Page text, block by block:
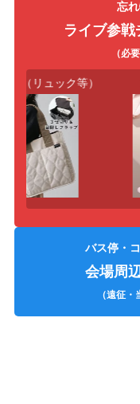
忘
ライブ参戦
（必
（リュック等）
バス停・
会場周
（遠征